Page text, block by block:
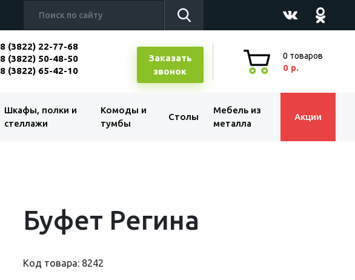
8 (3822) 22-77-68
8 (3822) 50-48-50
8 (3822) 65-42-10
Заказать
звонок
0 товаров
0 р.
Шкафы, полки и
стеллажи
Комоды и
тумбы
Столы
Мебель из
металла
Акции
Буфет Регина
Код товара: 8242